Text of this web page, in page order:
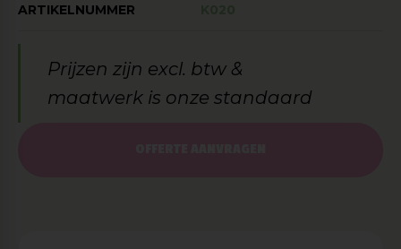
ARTIKELNUMMER
Prijzen zijn excl. btw &
maatwerk is onze standaard